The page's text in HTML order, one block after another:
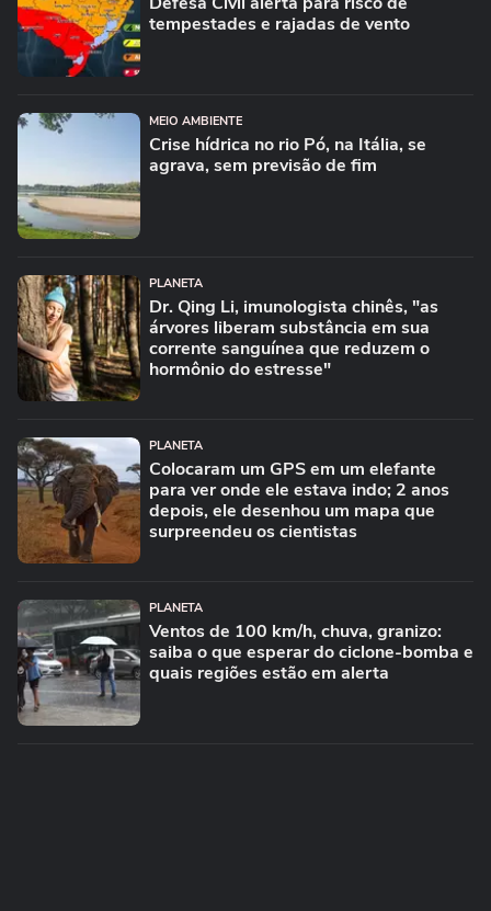
tempestades e rajadas de vento
MEIO AMBIENTE
Crise hídrica no rio Pó, na Itália, se
agrava, sem previsão de fim
PLANETA
Dr. Qing Li, imunologista chinês, "as
árvores liberam substância em sua
corrente sanguínea que reduzem o
hormônio do estresse"
PLANETA
Colocaram um GPS em um elefante
para ver onde ele estava indo; 2 anos
depois, ele desenhou um mapa que
surpreendeu os cientistas
PLANETA
Ventos de 100 km/h, chuva, granizo:
saiba o que esperar do ciclone-bomba e
quais regiões estão em alerta